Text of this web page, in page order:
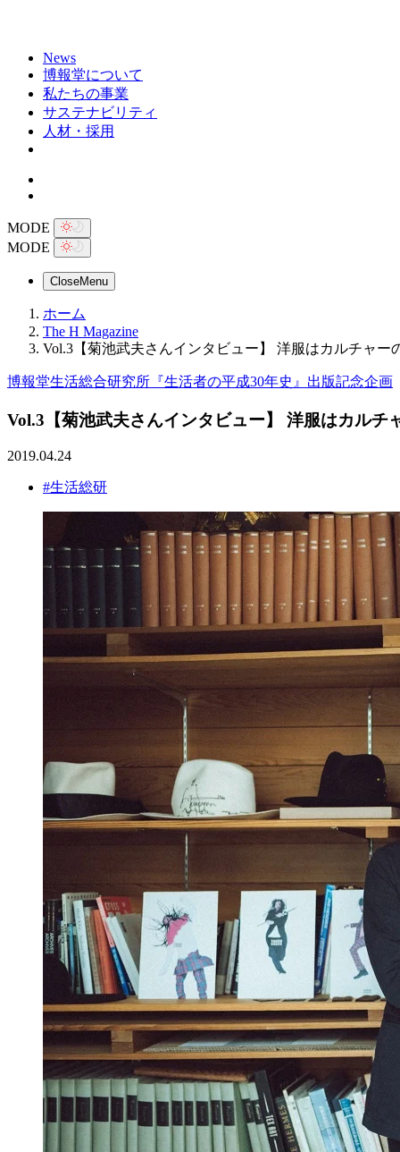
News
博報堂について
私たちの事業
サステナビリティ
人材・採用
MODE
MODE
CloseMenu
ホーム
The H Magazine
Vol.3【菊池武夫さんインタビュー】 洋服はカルチャ
博報堂生活総合研究所『生活者の平成30年史』出版記念企画
Vol.3【菊池武夫さんインタビュー】 洋服はカル
2019.04.24
#生活総研